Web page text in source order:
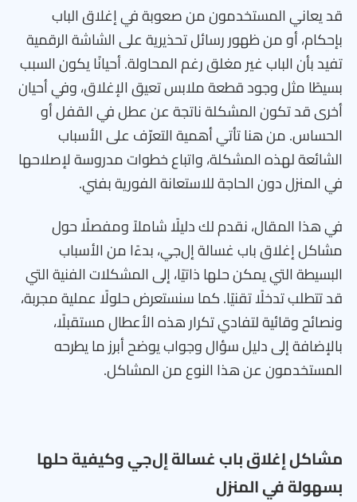
قد يعاني المستخدمون من صعوبة في إغلاق الباب
بإحكام، أو من ظهور رسائل تحذيرية على الشاشة الرقمية
تفيد بأن الباب غير مغلق رغم المحاولة. أحيانًا يكون السبب
بسيطًا مثل وجود قطعة ملابس تعيق الإغلاق، وفي أحيان
أخرى قد تكون المشكلة ناتجة عن عطل في القفل أو
الحساس. من هنا تأتي أهمية التعرّف على الأسباب
الشائعة لهذه المشكلة، واتباع خطوات مدروسة لإصلاحها
في المنزل دون الحاجة للاستعانة الفورية بفني.
في هذا المقال، نقدم لك دليلًا شاملاً ومفصلًا حول
مشاكل إغلاق باب غسالة إل‌جي، بدءًا من الأسباب
البسيطة التي يمكن حلها ذاتيًا، إلى المشكلات الفنية التي
قد تتطلب تدخلًا تقنيًا. كما سنستعرض حلولًا عملية مجربة،
ونصائح وقائية لتفادي تكرار هذه الأعطال مستقبلًا،
بالإضافة إلى دليل سؤال وجواب يوضح أبرز ما يطرحه
المستخدمون عن هذا النوع من المشاكل.
مشاكل إغلاق باب غسالة إل‌جي وكيفية حلها
بسهولة في المنزل